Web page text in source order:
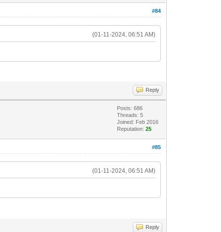
#84
(01-11-2024, 06:51 AM)
Reply
Posts: 686
Threads: 5
Joined: Feb 2016
Reputation:25
#85
(01-11-2024, 06:51 AM)
Reply